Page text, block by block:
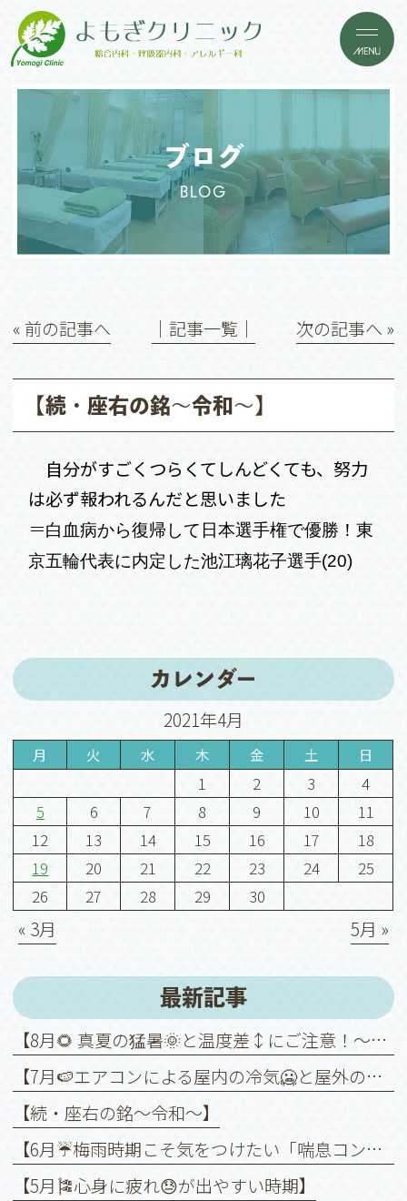
ブログ
BLOG
« 前の記事へ │記事一覧│ 次の記事へ »
【続・座右の銘〜令和〜】
自分がすごくつらくてしんどくても、努力
は必ず報われるんだと思いました
＝白血病から復帰して日本選手権で優勝！東
京五輪代表に内定した池江璃花子選手(20)
カレンダー
2021年4月
月 火 水 木 金 土 日
1 2 3
4
5
6 7 8 9 10
11
12
13 14 15 16 17
18
19
20 21 22 23 24
25
26
27 28 29 30
« 3月 5月 »
最新記事
【8月🌻 真夏の猛暑🌞と温度差↕️にご注意！～喘息を悪化させないために～】
【7月🍉エアコンによる屋内の冷気🥶と屋外の暑さ🥵との温度差↕️に注意！】
【続・座右の銘〜令和〜】
【6月☔️梅雨時期こそ気をつけたい「喘息コントロール」】
【5月🎏心身に疲れ😓が出やすい時期】